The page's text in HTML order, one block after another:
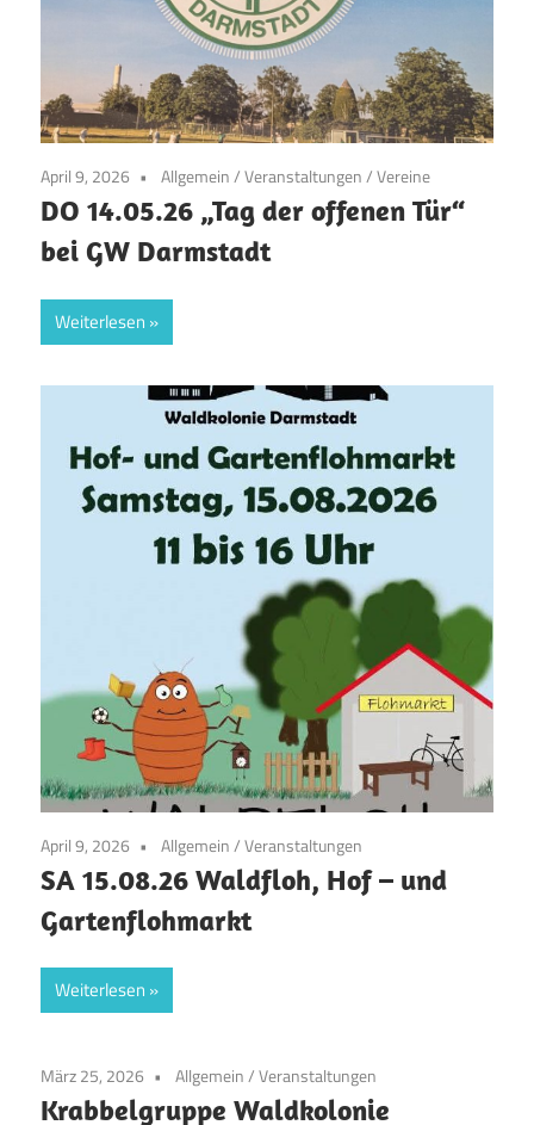
April 9, 2026 Allgemein/Veranstaltungen/Vereine
DO 14.05.26 „Tag der offenen Tür“
bei GW Darmstadt
Weiterlesen
April 9, 2026 Allgemein/Veranstaltungen
SA 15.08.26 Waldfloh, Hof – und
Gartenflohmarkt
Weiterlesen
März 25, 2026 Allgemein/Veranstaltungen
Krabbelgruppe Waldkolonie